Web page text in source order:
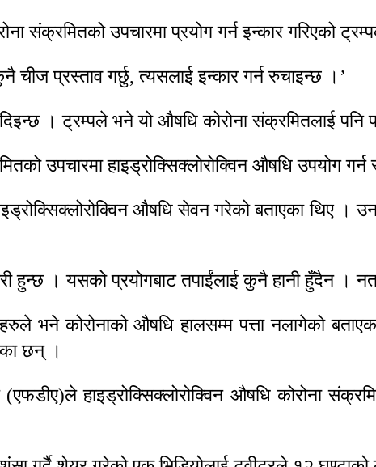
संक्रमितको उपचारमा प्रयोग गर्न इन्कार गरिएको
प्रस्ताव गर्छु, त्यसलाई इन्कार गर्न रुचाइन्छ ।’
। ट्रम्पले भने यो औषधि कोरोना संक्रमितलाई पनि
उपचारमा हाइड्रोक्सिक्लोरोक्विन औषधि उपयोग
औषधि सेवन गरेको बताएका थिए ।
हुन्छ । यसको प्रयोगबाट तपाईंलाई कुनै हानी हुँदैन ।
भने कोरोनाको औषधि हालसम्म पत्ता नलागेको
छन् ।
हाइड्रोक्सिक्लोरोक्विन औषधि कोरोना